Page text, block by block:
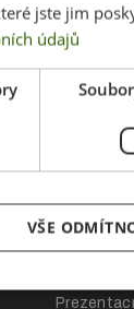
Naše
Nej-
jste jim
údajů
VŠE